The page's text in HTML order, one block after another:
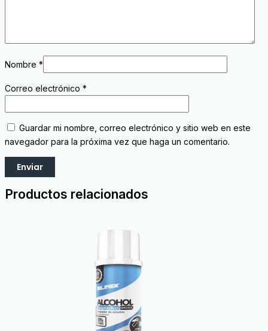
Nombre *
Correo electrónico *
Guardar mi nombre, correo electrónico y sitio web en este
navegador para la próxima vez que haga un comentario.
Productos relacionados